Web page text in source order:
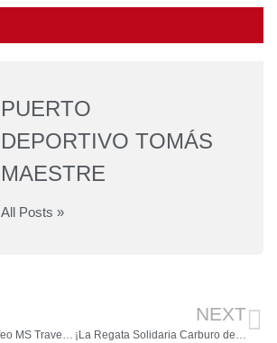
PUERTO
DEPORTIVO TOMÁS
MAESTRE
All Posts »
¡Ya está aquí el Trofeo MS Travesía de Primavera #diezmillasdelmarmenor!
NEXT
¡La Regata Solidaria Carburo de Plata 2025 vuelve al Puerto Deportivo Tomás Maestre los días 24 y 25 de mayo!